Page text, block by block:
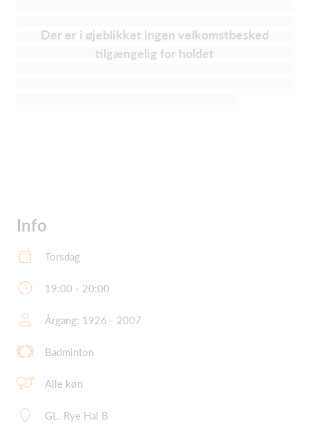
Der er i øjeblikket ingen velkomstbesked
tilgængelig for holdet
Info
Torsdag
19:00 - 20:00
Årgang: 1926 - 2007
Badminton
Alle køn
GL. Rye Hal B